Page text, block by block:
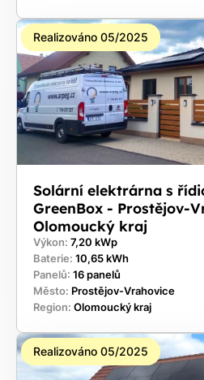
Realizováno 05/2025
Solární elektrárna s
GreenBox - Prostějov-
Olomoucký kraj
Výkon: 7,20 kWp
Baterie: 10,65 kWh
Panelů: 16 panelů
Město: Prostějov-Vrahovice
Region: Olomoucký kraj
Realizováno 05/2025